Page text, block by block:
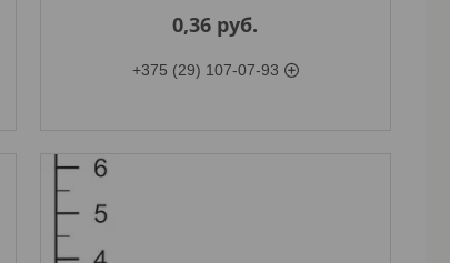
0,36 руб.
+375 (29) 107-07-93